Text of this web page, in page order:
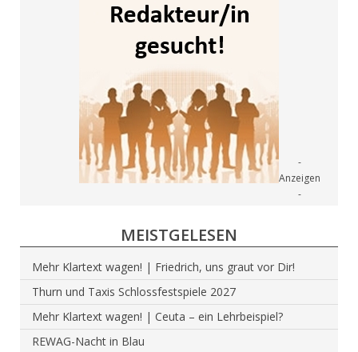
MEISTGELESEN
Mehr Klartext wagen! | Friedrich, uns graut vor Dir!
Thurn und Taxis Schlossfestspiele 2027
Mehr Klartext wagen! | Ceuta – ein Lehrbeispiel?
REWAG-Nacht in Blau